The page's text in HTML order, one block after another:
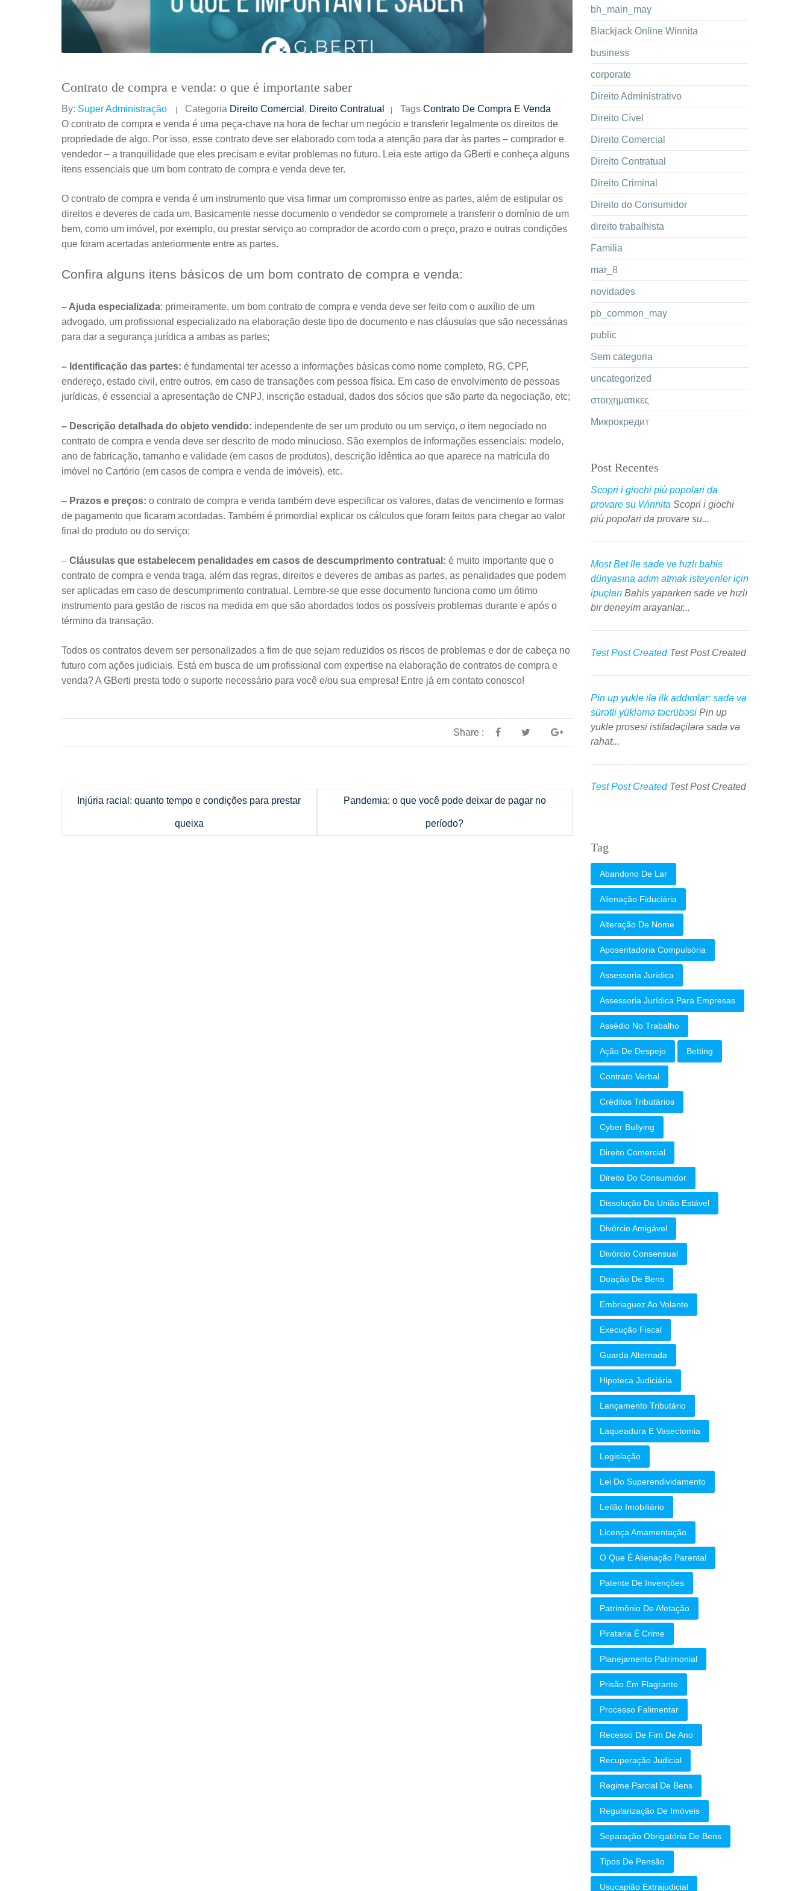
Contrato de compra e venda: o que é importante saber
By: Super Administração Categoria Direito Comercial , Direito Contratual Tags Contrato De Compra E Venda
O contrato de compra e venda é uma peça-chave na hora de fechar um negócio e transferir legalmente os direitos de
propriedade de algo. Por isso, esse contrato deve ser elaborado com toda a atenção para dar às partes – comprador e
vendedor – a tranquilidade que eles precisam e evitar problemas no futuro. Leia este artigo da GBerti e conheça alguns
itens essenciais que um bom contrato de compra e venda deve ter.
O contrato de compra e venda é um instrumento que visa firmar um compromisso entre as partes, além de estipular os
direitos e deveres de cada um. Basicamente nesse documento o vendedor se compromete a transferir o domínio de um
bem, como um imóvel, por exemplo, ou prestar serviço ao comprador de acordo com o preço, prazo e outras condições
que foram acertadas anteriormente entre as partes.
Confira alguns itens básicos de um bom contrato de compra e venda:
– Ajuda especializada: primeiramente, um bom contrato de compra e venda deve ser feito com o auxílio de um
advogado, um profissional especializado na elaboração deste tipo de documento e nas cláusulas que são necessárias
para dar a segurança jurídica a ambas as partes;
– Identificação das partes: é fundamental ter acesso a informações básicas como nome completo, RG, CPF,
endereço, estado civil, entre outros, em caso de transações com pessoa física. Em caso de envolvimento de pessoas
jurídicas, é essencial a apresentação de CNPJ, inscrição estadual, dados dos sócios que são parte da negociação, etc;
– Descrição detalhada do objeto vendido: independente de ser um produto ou um serviço, o item negociado no
contrato de compra e venda deve ser descrito de modo minucioso. São exemplos de informações essenciais: modelo,
ano de fabricação, tamanho e validade (em casos de produtos), descrição idêntica ao que aparece na matrícula do
imóvel no Cartório (em casos de compra e venda de imóveis), etc.
– Prazos e preços: o contrato de compra e venda também deve especificar os valores, datas de vencimento e formas
de pagamento que ficaram acordadas. Também é primordial explicar os cálculos que foram feitos para chegar ao valor
final do produto ou do serviço;
– Cláusulas que estabelecem penalidades em casos de descumprimento contratual: é muito importante que o
contrato de compra e venda traga, além das regras, direitos e deveres de ambas as partes, as penalidades que podem
ser aplicadas em caso de descumprimento contratual. Lembre-se que esse documento funciona como um ótimo
instrumento para gestão de riscos na medida em que são abordados todos os possíveis problemas durante e após o
término da transação.
Todos os contratos devem ser personalizados a fim de que sejam reduzidos os riscos de problemas e dor de cabeça no
futuro com ações judiciais. Está em busca de um profissional com expertise na elaboração de contratos de compra e
venda? A GBerti presta todo o suporte necessário para você e/ou sua empresa! Entre já em contato conosco!
Share :
Injúria racial: quanto tempo e condições para prestar
queixa
Pandemia: o que você pode deixar de pagar no
período?
bh_main_may
Blackjack Online Winnita
business
corporate
Direito Administrativo
Direito Cível
Direito Comercial
Direito Contratual
Direito Criminal
Direito do Consumidor
direito trabalhista
Familia
mar_8
novidades
pb_common_may
public
Sem categoria
uncategorized
στοιχηματικες
Микрокредит
Post Recentes
Scopri i giochi più popolari da
provare su Winnita Scopri i giochi
più popolari da provare su...
Most Bet ile sade ve hızlı bahis
dünyasına adım atmak isteyenler için
ipuçları Bahis yaparken sade ve hızlı
bir deneyim arayanlar...
Test Post Created Test Post Created
Pin up yukle ilə ilk addımlar: sadə və
sürətli yükləmə təcrübəsi Pin up
yukle prosesi istifadəçilərə sadə və
rahat...
Test Post Created Test Post Created
Tag
Abandono De Lar
Alienação Fiduciária
Alteração De Nome
Aposentadoria Compulsória
Assessoria Jurídica
Assessoria Jurídica Para Empresas
Assédio No Trabalho
Ação De Despejo Betting
Contrato Verbal
Créditos Tributários
Cyber Bullying
Direito Comercial
Direito Do Consumidor
Dissolução Da União Estável
Divórcio Amigável
Divórcio Consensual
Doação De Bens
Embriaguez Ao Volante
Execução Fiscal
Guarda Alternada
Hipoteca Judiciária
Lançamento Tributário
Laqueadura E Vasectomia
Legislação
Lei Do Superendividamento
Leilão Imobiliário
Licença Amamentação
O Que É Alienação Parental
Patente De Invenções
Patrimônio De Afetação
Pirataria É Crime
Planejamento Patrimonial
Prisão Em Flagrante
Processo Falimentar
Recesso De Fim De Ano
Recuperação Judicial
Regime Parcial De Bens
Regularização De Imóveis
Separação Obrigatória De Bens
Tipos De Pensão
Usucapião Extrajudicial